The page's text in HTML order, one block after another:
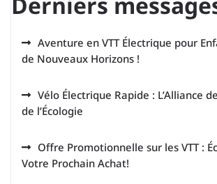
Aventure en VTT Électrique pour
de Nouveaux Horizons !
Vélo Électrique Rapide : L’Alliance
de l’Écologie
Offre Promotionnelle sur les VTT :
Votre Prochain Achat!